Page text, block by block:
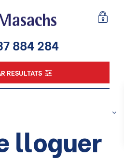
884 284
RESULTATS
lloguer